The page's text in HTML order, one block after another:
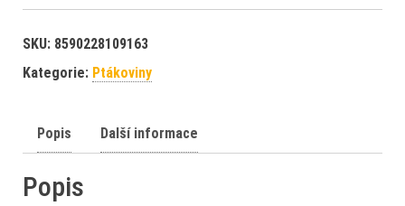
SKU: 8590228109163
Kategorie: Ptákoviny
Popis Další informace
Popis